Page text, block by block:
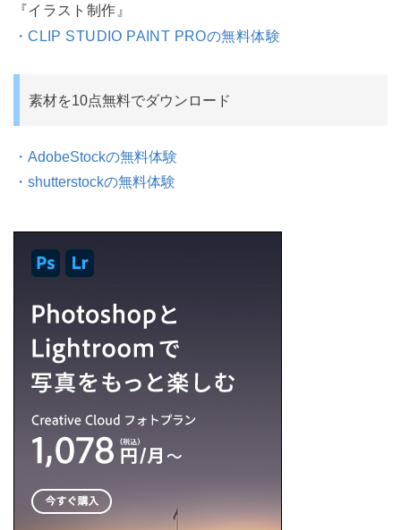
『イラスト制作』
・CLIP STUDIO PAINT PROの無料体験
素材を10点無料でダウンロード
・AdobeStockの無料体験
・shutterstockの無料体験